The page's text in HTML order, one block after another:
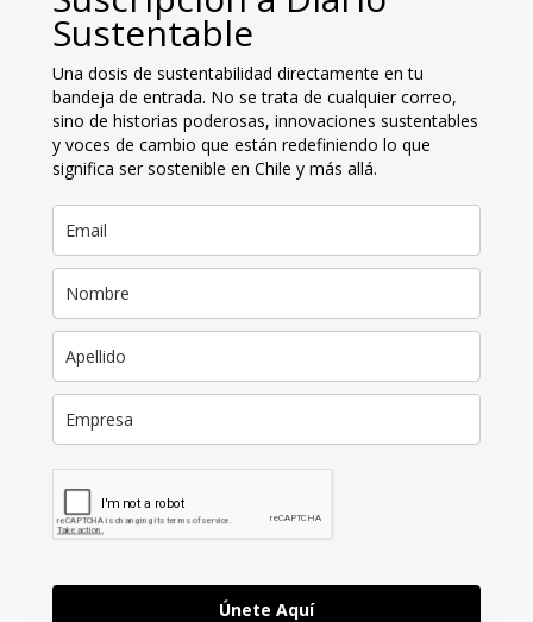
Sustentable
Una dosis de sustentabilidad directamente en tu
bandeja de entrada. No se trata de cualquier correo,
sino de historias poderosas, innovaciones sustentables
y voces de cambio que están redefiniendo lo que
significa ser sostenible en Chile y más allá.
Únete Aquí